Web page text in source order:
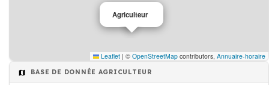
Agriculteur
Leaflet | © OpenStreetMap contributors, Annuaire-horaire
BASE DE DONNÉE AGRICULTEUR